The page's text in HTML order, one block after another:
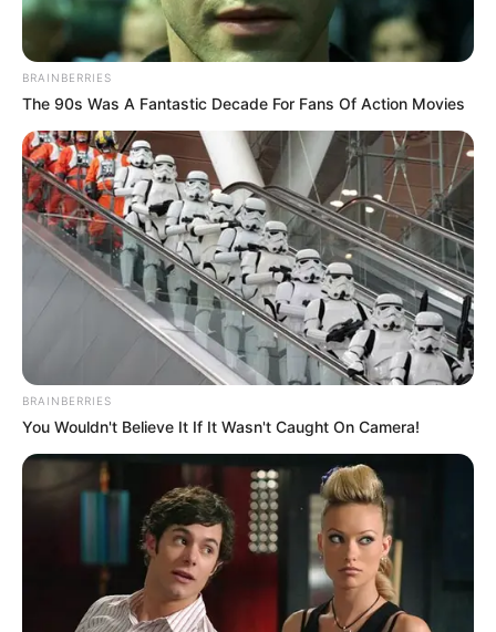
BRAINBERRIES
The 90s Was A Fantastic Decade For Fans Of Action Movies
BRAINBERRIES
You Wouldn't Believe It If It Wasn't Caught On Camera!